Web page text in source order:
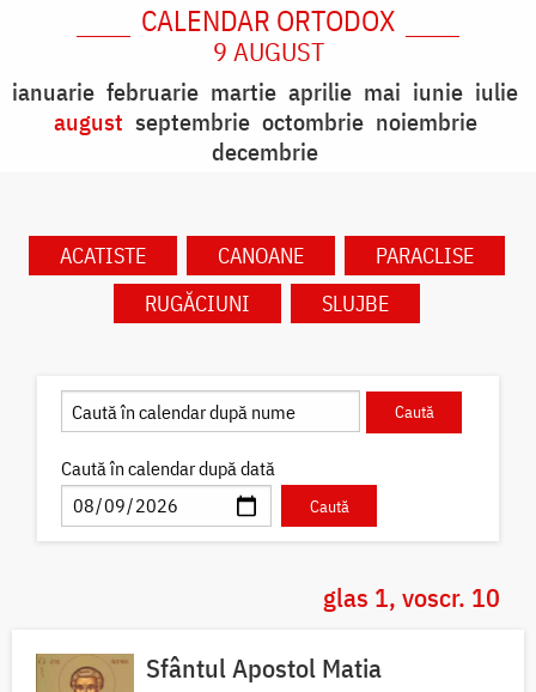
CALENDAR ORTODOX
9 AUGUST
ianuarie februarie martie aprilie mai iunie iulie
august septembrie octombrie noiembrie
decembrie
ACATISTE CANOANE
PARACLISE
RUGĂCIUNI
SLUJBE
Caută în calendar după dată
glas 1, voscr. 10
Sfântul Apostol Matia